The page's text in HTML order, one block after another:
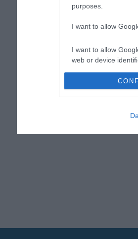
purposes.
I want to allow
I want to allow
web or device
I want to allow
or app.
I want to allow
I want to allow